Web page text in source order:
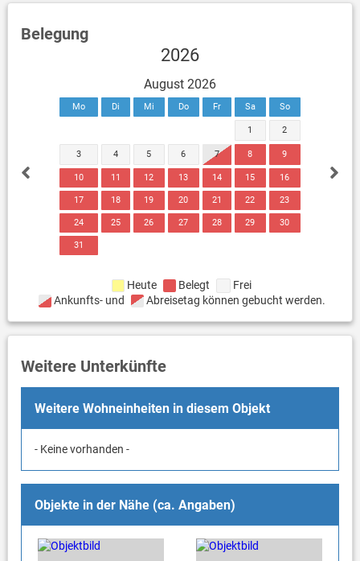
Belegung
2026
August 2026
Mo Di Mi Do Fr Sa So
1 2
3 4 5 6 7 8 9
10 11 12 13 14 15 16
17 18 19 20 21 22 23
24 25 26 27 28 29 30
31
Heute Belegt
Frei
Ankunfts- und
Abreisetag können gebucht werden.
Weitere Unterkünfte
Weitere Wohneinheiten in diesem Objekt
- Keine vorhanden -
Objekte in der Nähe (ca. Angaben)